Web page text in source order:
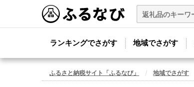
ランキングでさがす 地域でさがす
ふるさと納税サイト「ふるなび」 地域でさがす